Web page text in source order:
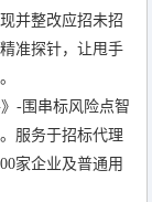
并整改应招未招
准探针，让甩手
-围串标风险点智
服务于招标代理
家企业及普通用